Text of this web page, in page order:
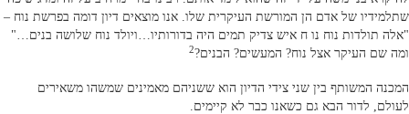
שתלמידיו של אדם הן המורשת העיקרית שלו. אנו מוצאים דיון דומה בפרשת נוח –
"אלה תולדות נוח נו ח איש צדיק תמים היה בדורותיו…ויולד נוח שלושה בנים…"
ומה שם העיקר אצל נוח? המעשים? הבנים?2
המכנה המשותף בין שני צידי הדיון הוא ששניהם מאמינים שמשהו משאירים
לעולם, לדור הבא גם כשאנו כבר לא קיימים.